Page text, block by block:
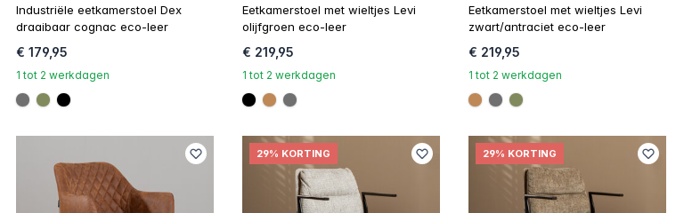
Industriële eetkamerstoel Dex
draaibaar cognac eco-leer
€ 179,95
1 tot 2 werkdagen
#707070
#808a5d
#000000
Eetkamerstoel met wieltjes Levi
olijfgroen eco-leer
€ 219,95
1 tot 2 werkdagen
#000000
#be8957
#707070
Eetkamerstoel met wieltjes Levi
zwart/antraciet eco-leer
€ 219,95
1 tot 2 werkdagen
#be8957
#707070
#808a5d
29% KORTING 29% KORTING